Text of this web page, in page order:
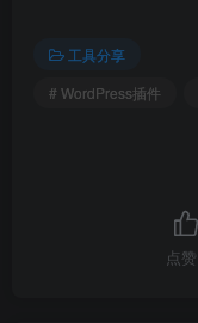
工具分享
# WordPress插件
点赞